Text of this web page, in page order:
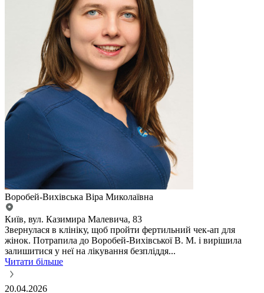
Воробей-Вихівська Віра Миколаївна
Київ, вул. Казимира Малевича, 83
Звернулася в клініку, щоб пройти фертильний чек-ап для
жінок. Потрапила до Воробей-Вихівської В. М. і вирішила
залишитися у неї на лікування безпліддя...
Читати більше
20.04.2026